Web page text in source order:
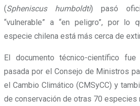
(Spheniscus humboldti) pasó
“vulnerable” a “en peligro”, por lo
especie chilena está más cerca de
El documento técnico-científico
pasada por el Consejo de Ministros
el Cambio Climático (CMSyCC) y
de conservación de otras 70 especies